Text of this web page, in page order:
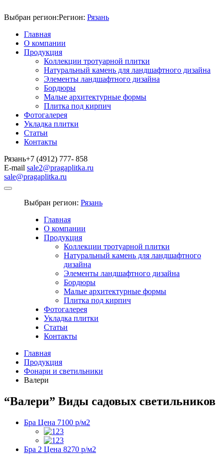
Выбран регион:Регион: Рязань
Главная
О компании
Продукция
Коллекции тротуарной плитки
Натуральный камень для ландшафтного дизайна
Элементы ландшафтного дизайна
Бордюры
Малые архитектурные формы
Плитка под кирпич
Фотогалерея
Укладка плитки
Статьи
Контакты
Рязань+7 (4912) 777- 858
E-mail sale2@pragaplitka.ru
sale@pragaplitka.ru
Выбран регион: Рязань
Главная
О компании
Продукция
Коллекции тротуарной плитки
Натуральный камень для ландшафтного
дизайна
Элементы ландшафтного дизайна
Бордюры
Малые архитектурные формы
Плитка под кирпич
Фотогалерея
Укладка плитки
Статьи
Контакты
Главная
Продукция
Фонари и светильники
Валери
“Валери” Виды садовых светильников
Бра Цена 7100 р/м2
Бра 2 Цена 8270 р/м2